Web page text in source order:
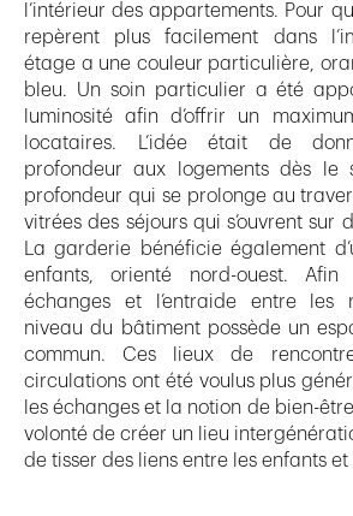
l’intérieur des appartements. Pour
repèrent plus facilement dans
étage a une couleur particulière,
bleu. Un soin particulier a été
luminosité afin d’offrir un
locataires. L’idée était de
profondeur aux logements dès le
profondeur qui se prolonge au
vitrées des séjours qui s’ouvrent sur
La garderie bénéficie également
enfants, orienté nord-ouest.
échanges et l’entraide entre les
niveau du bâtiment possède un
commun. Ces lieux de
circulations ont été voulus plus
les échanges et la notion de bien-
volonté de créer un lieu
de tisser des liens entre les enfants